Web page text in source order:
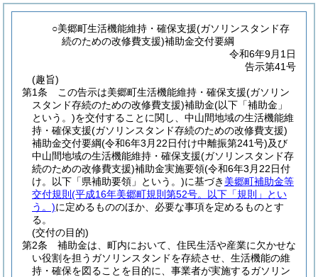
○美郷町生活機能維持・確保支援(ガソリンスタンド存
続のための改修費支援)補助金交付要綱
令和6年9月1日
告示第41号
(趣旨)
第1条
この告示は美郷町生活機能維持・確保支援(ガソリン
スタンド存続のための改修費支援)補助金(以下「補助金」
という。)を交付することに関し、中山間地域の生活機能維
持・確保支援(ガソリンスタンド存続のための改修費支援)
補助金交付要綱(令和6年3月22日付け中離振第241号)及び
中山間地域の生活機能維持・確保支援(ガソリンスタンド存
続のための改修費支援)補助金実施要領(令和6年3月22日付
け。以下「県補助要領」という。)に基づき 美郷町補助金等
交付規則 (平成16年美郷町規則第52号。以下「規則」とい
う。)に定めるもののほか、必要な事項を定めるものとす
る。
(交付の目的)
第2条
補助金は、町内において、住民生活や産業に欠かせな
い役割を担うガソリンスタンドを存続させ、生活機能の維
持・確保を図ることを目的に、事業者が実施するガソリン